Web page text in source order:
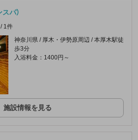
パ）
/ 1件
神奈川県 / 厚木・伊勢原周辺 / 本厚木駅徒
歩3分
入浴料金：1400円～
施設情報を見る